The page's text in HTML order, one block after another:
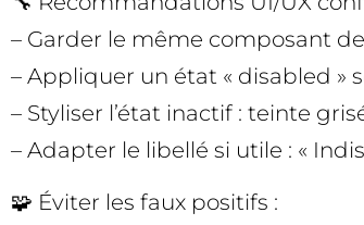
– Garder le même composant
– Appliquer un état « disabled »
– Styliser l’état inactif : teinte
– Adapter le libellé si utile : «
🧩 Éviter les faux positifs :